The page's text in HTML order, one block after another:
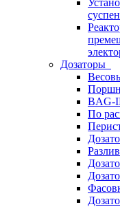
Дозаторы
BAG-
По